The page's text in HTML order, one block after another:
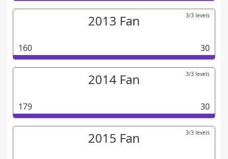
2013 Fan 3/3 levels
160 30
2014 Fan 3/3 levels
179 30
2015 Fan 3/3 levels